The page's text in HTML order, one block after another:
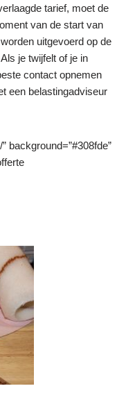
tarief, moet de
van de start van
uitgevoerd op de
je twijfelt of je in
contact opnemen
een belastingadviseur
background=”#308fde”